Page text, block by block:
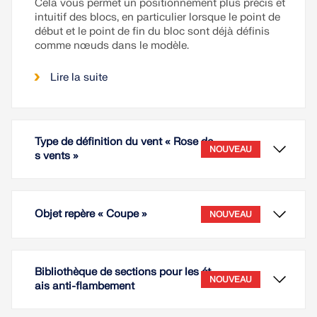
Cela vous permet un positionnement plus précis et
intuitif des blocs, en particulier lorsque le point de
début et le point de fin du bloc sont déjà définis
comme nœuds dans le modèle.
Lire la suite
Type de définition du vent « Rose de
s vents »
NOUVEAU
Objet repère « Coupe » NOUVEAU
Bibliothèque de sections pour les ét
ais anti-flambement
NOUVEAU